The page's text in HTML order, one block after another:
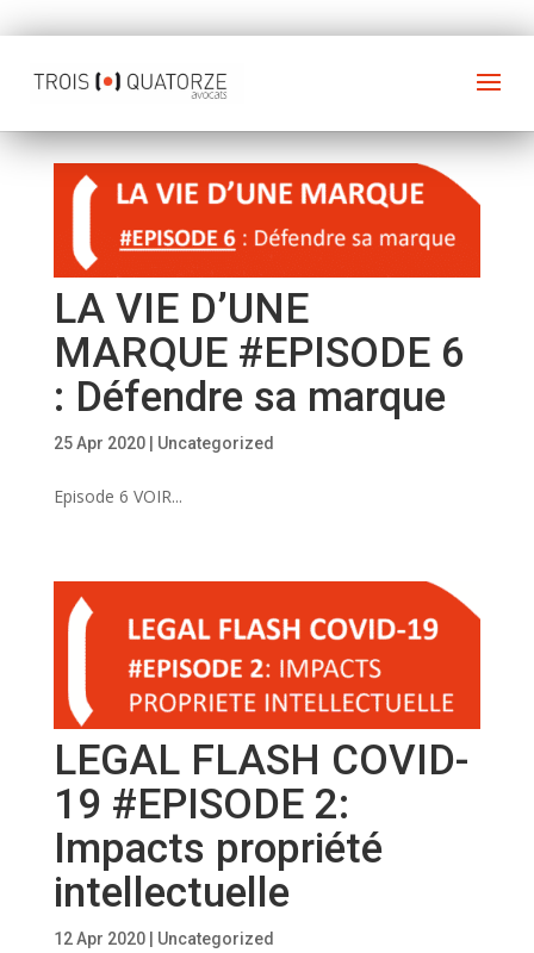
LA VIE D’UNE
MARQUE #EPISODE 6
: Défendre sa marque
25 Apr 2020| Uncategorized
Episode 6 VOIR...
LEGAL FLASH COVID-
19 #EPISODE 2:
Impacts propriété
intellectuelle
12 Apr 2020| Uncategorized